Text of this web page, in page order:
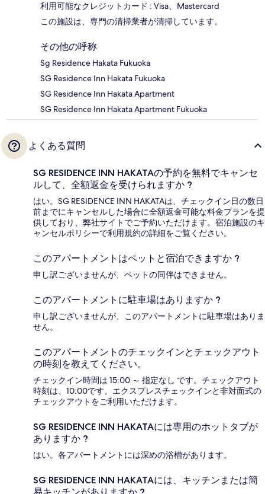
利用可能なクレジットカード : Visa、Mastercard
この施設は、専門の清掃業者が清掃しています。
その他の呼称
Sg Residence Hakata Fukuoka
SG Residence Inn Hakata Fukuoka
SG Residence Inn Hakata Apartment
SG Residence Inn Hakata Apartment Fukuoka
よくある質問
SG RESIDENCE INN HAKATAの予約を無料でキャンセ
ルして、全額返金を受けられますか ?
はい。SG RESIDENCE INN HAKATAは、チェックイン日の数日
前までにキャンセルした場合に全額返金可能な料金プランを提
供しており、弊社サイトでご予約いただけます。宿泊施設のキ
ャンセルポリシーで利用規約の詳細をご覧ください。
このアパートメントはペットと宿泊できますか ?
申し訳ございませんが、ペットの同伴はできません。
このアパートメントに駐車場はありますか ?
申し訳ございませんが、このアパートメントに駐車場はありま
せん。
このアパートメントのチェックインとチェックアウト
の時刻を教えてください。
チェックイン時間は 15:00 ～ 指定なし です。チェックアウト
時刻は、10:00です。エクスプレスチェックインと非対面式の
チェックアウトをご利用いただけます。
SG RESIDENCE INN HAKATAには専用のホットタブが
ありますか ?
はい。各アパートメントには深めの浴槽があります。
SG RESIDENCE INN HAKATAには、キッチンまたは簡